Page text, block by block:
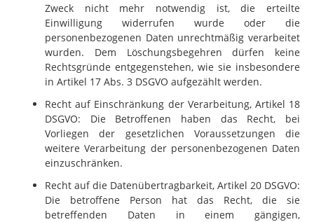
Zweck nicht mehr notwendig ist, die erteilte
Einwilligung widerrufen wurde oder die
personenbezogenen Daten unrechtmäßig verarbeitet
wurden. Dem Löschungsbegehren dürfen keine
Rechtsgründe entgegenstehen, wie sie insbesondere
in Artikel 17 Abs. 3 DSGVO aufgezählt werden.
Recht auf Einschränkung der Verarbeitung, Artikel 18
DSGVO: Die Betroffenen haben das Recht, bei
Vorliegen der gesetzlichen Voraussetzungen die
weitere Verarbeitung der personenbezogenen Daten
einzuschränken.
Recht auf die Datenübertragbarkeit, Artikel 20 DSGVO:
Die betroffene Person hat das Recht, die sie
betreffenden Daten in einem gängigen,